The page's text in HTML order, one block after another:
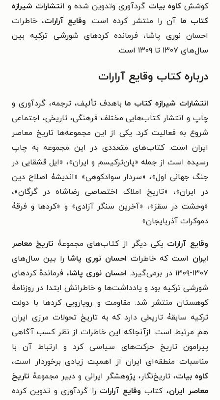
کوششکاوه بیات گردآوری وتدوین شده و انتشارات شیرازه
کتاب ما آن را منتشر کرده است. وقایع آرارات، خاطرات
احسان نوری پاشا، فرمانده کردهای شورشی ترکیه بین
سال‌های ۱۳۰۷ تا ۱۳۰۹ است.
درباره کتاب وقایع آرارات
انتشارات شیرازه کتاب ما باهدف تألیف، ترجمه، گردآوری و
چاپ و انتشار کتاب‌هایی مختلف فرهنگی، تاریخی، اجتماعی
شروع به فعالیت کرد. یکی از این مجموعه‌ها تاریخ معاصر
ایران است. کتاب‌های متعددی در این مجموعه به چاپ
رسیده است از جمله «پان‌ترکیسم و ایران»، «ایل قشقایی در
جنگ جهانی اول»، «سردار سوادکوهی» «اندیشۀ اصلاح دین
در ایران»، «تاریخ املاک اختصاصی رضاشاه در گرگان»،
«وحشت در سقز»، «آخرین سنگر آزادی» و «کردها و فرقۀ
دموکرات آذربایجان»
وقایع آرارات یکی دیگر از کتاب‌های مجموعۀ تاریخ معاصر
ایران است که خاطرات احسان نوری پاشا را بین سال‌های
۱۳۰۷-۱۳۰۹ در برمی‌گیرد.
احسان نوری پاشا، فرماندۀ کردهای
شورشی ترکیه بود و یادداشت‌ها و خاطراتش ابتدا در روزنامۀ
کوهستان منتشر شد. مقاومت و رویارویی کردها با دولت
ترکیه سابقۀ تاریخی دارد که به تاریخ تحولات مرزی ایران
هم مرتبط است. ازآنجاکه این خاطرات از نظر کسب آگاهی
پیرامون تاریخ حرکت‌های سیاسی کرد و ارتباط آن با
مناسبات منطقه‌ای ایران از اهمیت زیادی برخوردار است،
کاوه بیات، تاریخ‌نگار، پژوهشگر ایرانی و دبیر مجموعۀ تاریخ
معاصر ایران، کتاب وقایع آرارات را گردآوری و تدوین کرده